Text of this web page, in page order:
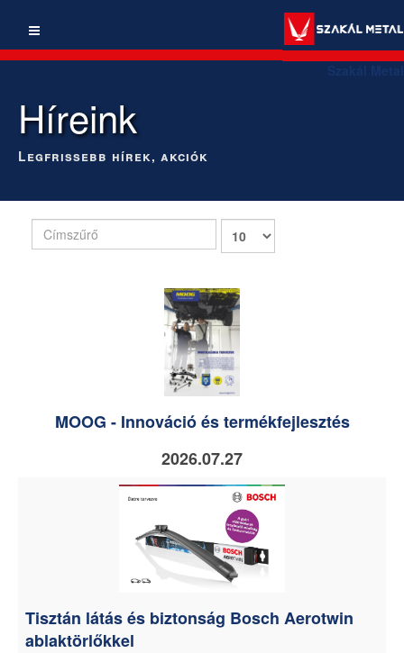
Szakál Metal
Híreink
Legfrissebb hírek, akciók
Címszűrő
Tételek
MOOG - Innováció és termékfejlesztés
2026.07.27
Tisztán látás és biztonság Bosch Aerotwin
ablaktörlőkkel